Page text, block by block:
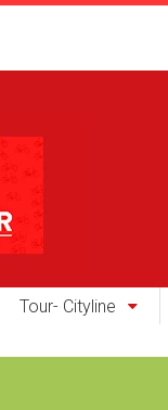
Tour- Cityline